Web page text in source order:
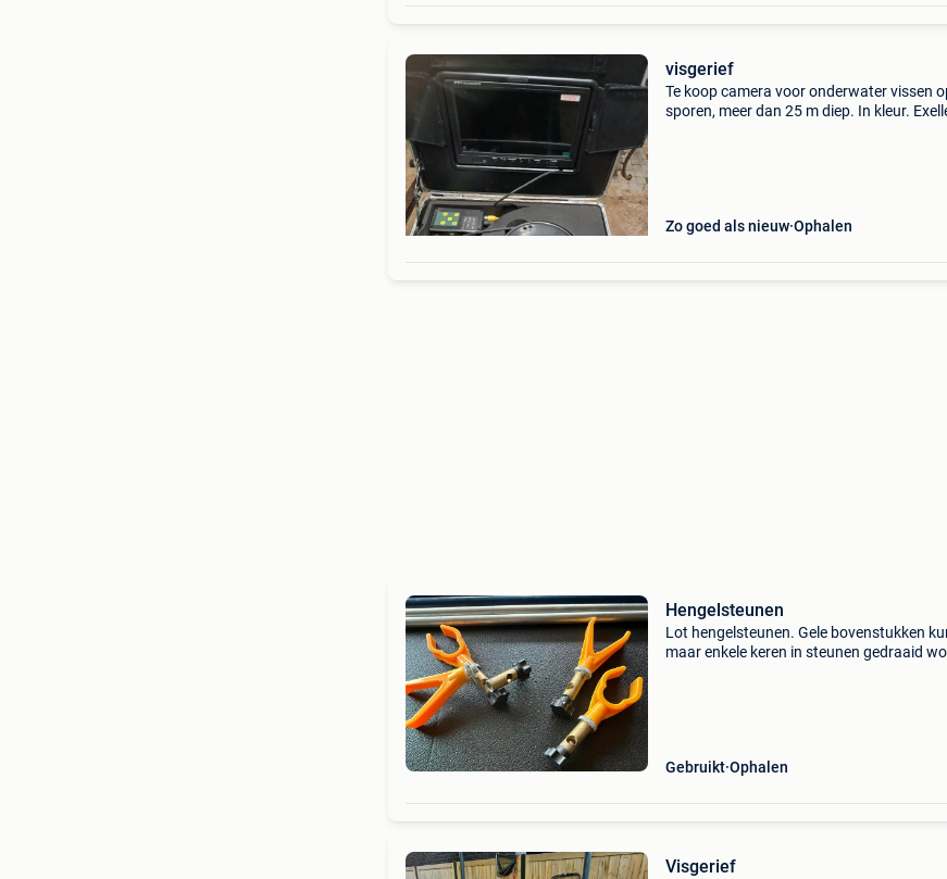
visgerief
Te koop camera voor onderwater vissen
sporen, meer dan 25 m diep. In kleur.
Zo goed als nieuw Ophalen
Hengelsteunen
Lot hengelsteunen. Gele bovenstukken
maar enkele keren in steunen gedraaid
Gebruikt Ophalen
Visgerief